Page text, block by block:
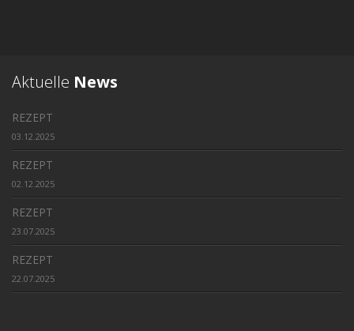
Aktuelle News
REZEPT
03.12.2025
REZEPT
02.12.2025
REZEPT
23.07.2025
REZEPT
22.07.2025